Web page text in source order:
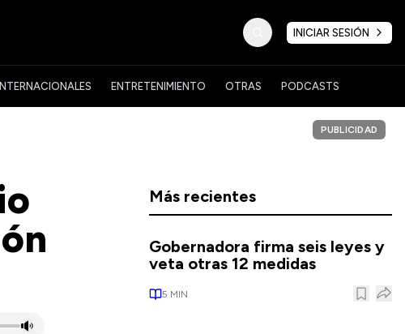
INICIAR SESIÓN
INTERNACIONALES ENTRETENIMIENTO OTRAS PODCASTS
PUBLICIDAD
Más recientes
Gobernadora firma seis leyes y
veta otras 12 medidas
5 MIN